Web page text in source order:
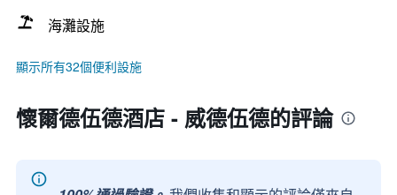
海灘設施
顯示所有32個便利設施
懷爾德伍德酒店 - 威德伍德的評論